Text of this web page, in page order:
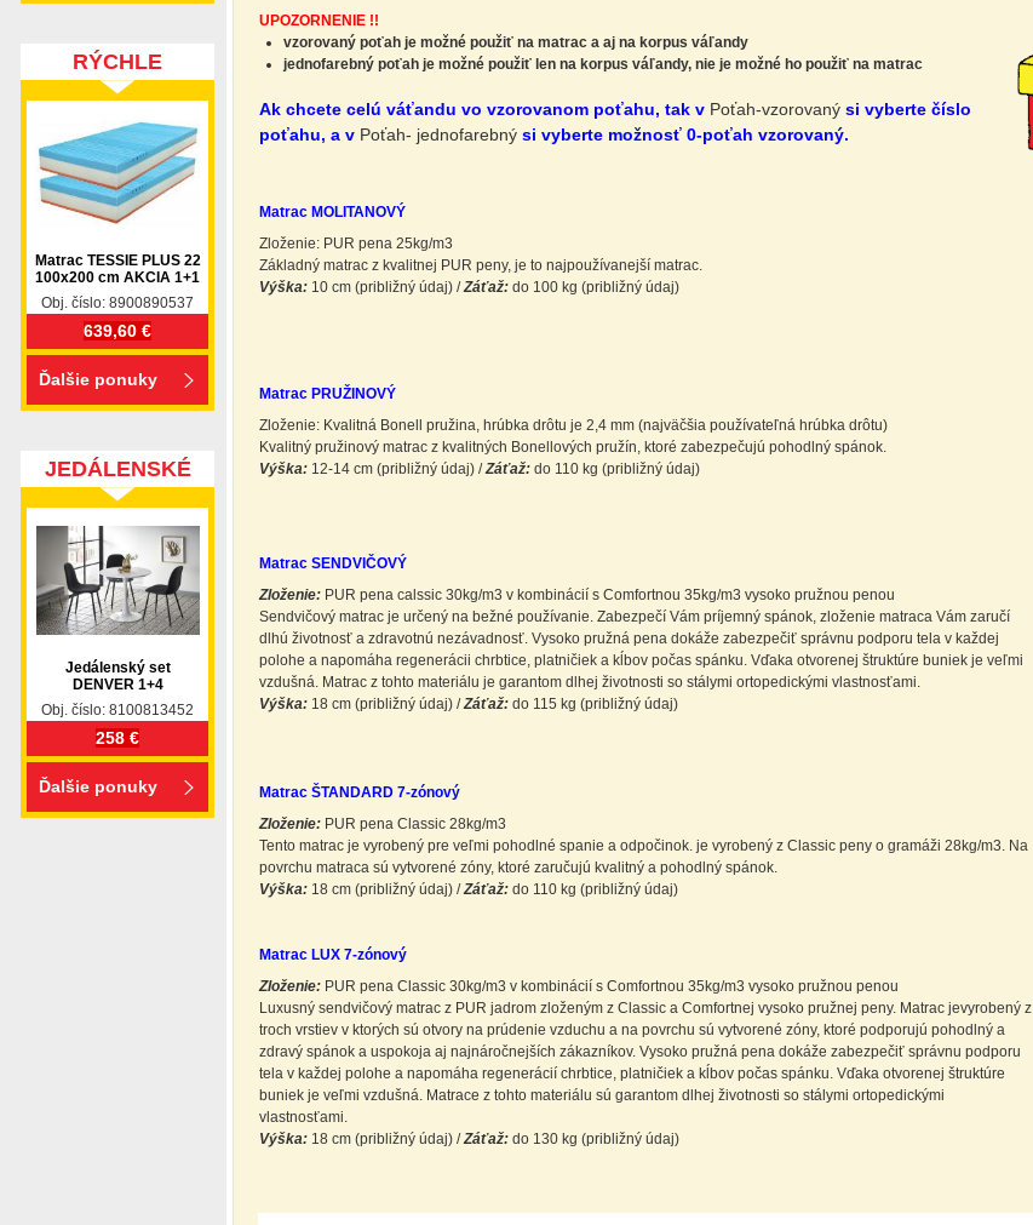
UPOZORNENIE !!
vzorovaný poťah je možné použiť na matrac a aj na korpus váľandy
jednofarebný poťah je možné použiť len na korpus váľandy, nie je možné ho použiť na matrac
Ak chcete celú váťandu vo vzorovanom poťahu, tak v Poťah-vzorovaný si vyberte číslo
poťahu, a v Poťah- jednofarebný si vyberte možnosť 0-poťah vzorovaný.
Matrac MOLITANOVÝ
Zloženie: PUR pena 25kg/m3
Základný matrac z kvalitnej PUR peny, je to najpoužívanejší matrac.
Výška: 10 cm (približný údaj) /Záťaž: do 100 kg (približný údaj)
Matrac PRUŽINOVÝ
Zloženie: Kvalitná Bonell pružina, hrúbka drôtu je 2,4 mm (najväčšia používateľná hrúbka drôtu)
Kvalitný pružinový matrac z kvalitných Bonellových pružín, ktoré zabezpečujú pohodlný spánok.
Výška: 12-14 cm (približný údaj) /Záťaž: do 110 kg (približný údaj)
Matrac SENDVIČOVÝ
Zloženie: PUR pena calssic 30kg/m3 v kombinácií s Comfortnou 35kg/m3 vysoko pružnou penou
Sendvičový matrac je určený na bežné používanie. Zabezpečí Vám príjemný spánok, zloženie matraca Vám zaručí
dlhú životnosť a zdravotnú nezávadnosť. Vysoko pružná pena dokáže zabezpečiť správnu podporu tela v každej
polohe a napomáha regenerácii chrbtice, platničiek a kĺbov počas spánku. Vďaka otvorenej štruktúre buniek je veľmi
vzdušná. Matrac z tohto materiálu je garantom dlhej životnosti so stálymi ortopedickými vlastnosťami.
Výška: 18 cm (približný údaj) /Záťaž: do 115 kg (približný údaj)
Matrac ŠTANDARD 7-zónový
Zloženie: PUR pena Classic 28kg/m3
Tento matrac je vyrobený pre veľmi pohodlné spanie a odpočinok. je vyrobený z Classic peny o gramáži 28kg/m3. Na
povrchu matraca sú vytvorené zóny, ktoré zaručujú kvalitný a pohodlný spánok.
Výška: 18 cm (približný údaj) /Záťaž: do 110 kg (približný údaj)
Matrac LUX 7-zónový
Zloženie: PUR pena Classic 30kg/m3 v kombinácií s Comfortnou 35kg/m3 vysoko pružnou penou
Luxusný sendvičový matrac z PUR jadrom zloženým z Classic a Comfortnej vysoko pružnej peny. Matrac jevyrobený z
troch vrstiev v ktorých sú otvory na prúdenie vzduchu a na povrchu sú vytvorené zóny, ktoré podporujú pohodlný a
zdravý spánok a uspokoja aj najnáročnejších zákazníkov. Vysoko pružná pena dokáže zabezpečiť správnu podporu
tela v každej polohe a napomáha regenerácií chrbtice, platničiek a kĺbov počas spánku. Vďaka otvorenej štruktúre
buniek je veľmi vzdušná. Matrace z tohto materiálu sú garantom dlhej životnosti so stálymi ortopedickými
vlastnosťami.
Výška: 18 cm (približný údaj) /Záťaž: do 130 kg (približný údaj)
RÝCHLE
DODANIE
Matrac TESSIE PLUS 22
100x200 cm AKCIA 1+1
Obj. číslo: 8900890537
639,60 €
Ďalšie ponuky
JEDÁLENSKÉ
SETY
Jedálenský set
DENVER 1+4
Obj. číslo: 8100813452
258 €
Ďalšie ponuky